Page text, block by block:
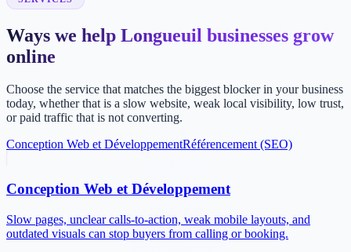
Ways we help Longueuil businesses grow
online
Choose the service that matches the biggest blocker in your business
today, whether that is a slow website, weak local visibility, low trust,
or paid traffic that is not converting.
Conception Web et DéveloppementRéférencement (SEO)
Conception Web et Développement
Slow pages, unclear calls-to-action, weak mobile layouts, and
outdated visuals can stop buyers from calling or booking.